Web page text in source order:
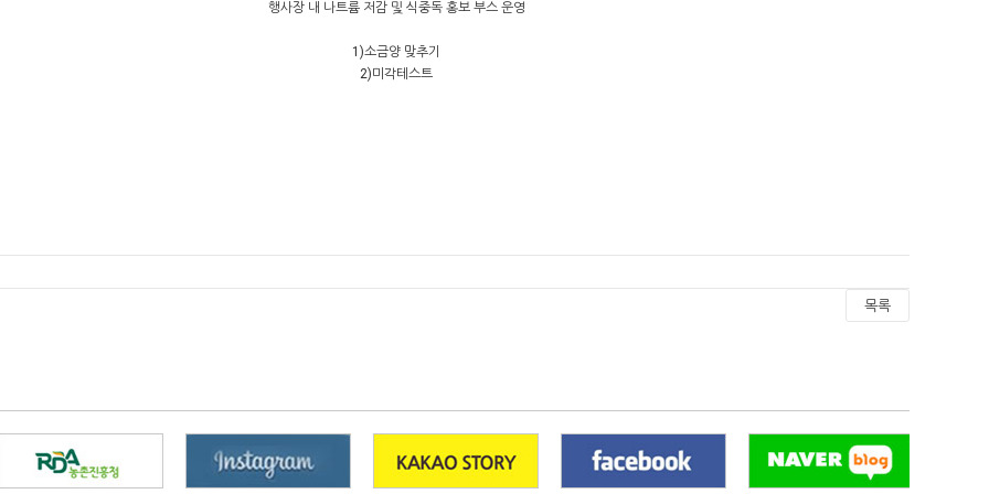
행사장 내 나트륨 저감 및 식중독 홍보 부스 운영
1)소금양 맞추기
2)미각테스트
목록